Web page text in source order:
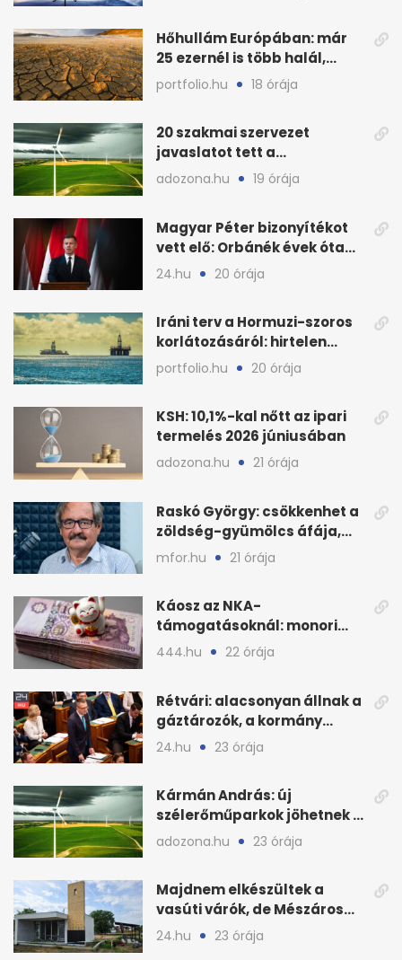
Hőhullám Európában: már
25 ezernél is több halál,
folytatódhat
portfolio.hu 18 órája
20 szakmai szervezet
javaslatot tett a
fenntartható szélenergia-
adozona.hu 19 órája
Magyar Péter bizonyítékot
vett elő: Orbánék évek óta
tudtak az energiarendszer
összeomlásáról
24.hu 20 órája
Iráni terv a Hormuzi-szoros
korlátozásáról: hirtelen
megugrott az olajár
portfolio.hu 20 órája
KSH: 10,1%-kal nőtt az ipari
termelés 2026 júniusában
adozona.hu 21 órája
Raskó György: csökkenhet a
zöldség-gyümölcs áfája,
bajban a kukorica
mfor.hu 21 órája
Káosz az NKA-
támogatásoknál: monori
civilek elszámolásai és
444.hu 22 órája
Rétvári: alacsonyan állnak a
gáztározók, a kormány
válságról válságra jut
24.hu 23 órája
Kármán András: új
szélerőműparkok jöhetnek a
kormányülés döntése
adozona.hu 23 órája
Majdnem elkészültek a
vasúti várók, de Mészáros
bizalmasa leromboltatja
24.hu 23 órája